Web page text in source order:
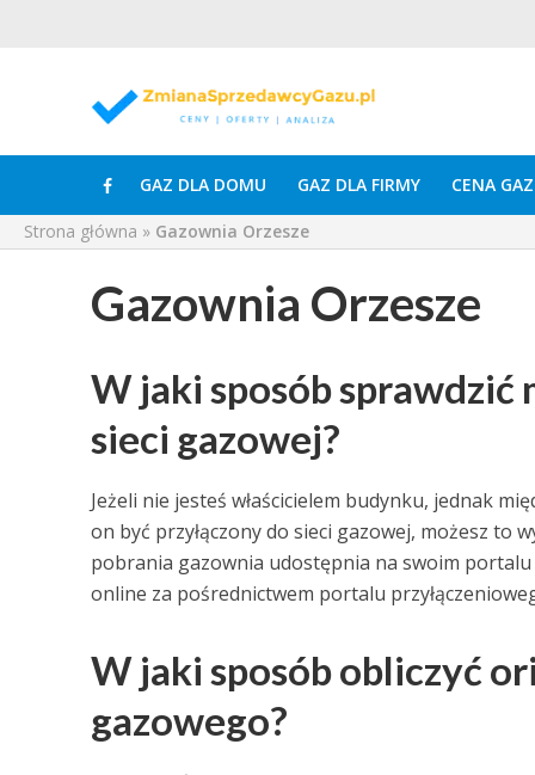
GAZ DLA DOMU GAZ DLA FIRMY CENA
Strona główna » Gazownia Orzesze
Gazownia Orzesze
W jaki sposób sprawdzić
sieci gazowej?
Jeżeli nie jesteś właścicielem budynku, jednak
on być przyłączony do sieci gazowej, możesz to
pobrania gazownia udostępnia na swoim
online za pośrednictwem portalu
W jaki sposób obliczyć
gazowego?